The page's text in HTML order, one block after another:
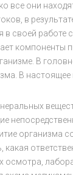
они
в
своей
компоненты
В
В
организма
осмотра,